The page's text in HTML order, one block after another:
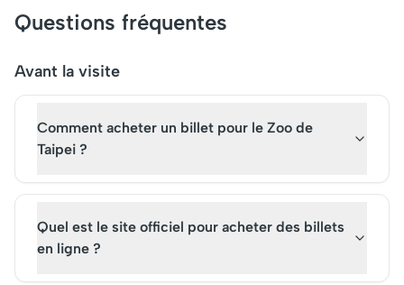
Initialement conçu comme
centre financier, Taipei 101
attraction touristique
spectaculaires. Acheter des
billets pour une visite est
cette merveille
manquez pas cette
capitale taïwanaise.
Questions fréquentes
Avant la visite
Comment acheter un billet pour le Zoo de
Taipei ?
Quel est le site officiel pour acheter des billets
en ligne ?